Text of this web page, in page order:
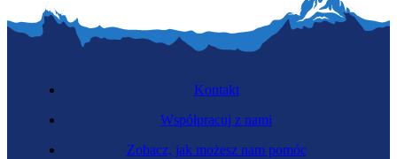
Kontakt
Współpracuj z nami
Zobacz, jak możesz nam pomóc